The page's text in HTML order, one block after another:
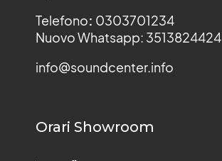
Telefono: 0303701234
Nuovo Whatsapp: 3513824424
info@soundcenter.info
Orari Showroom